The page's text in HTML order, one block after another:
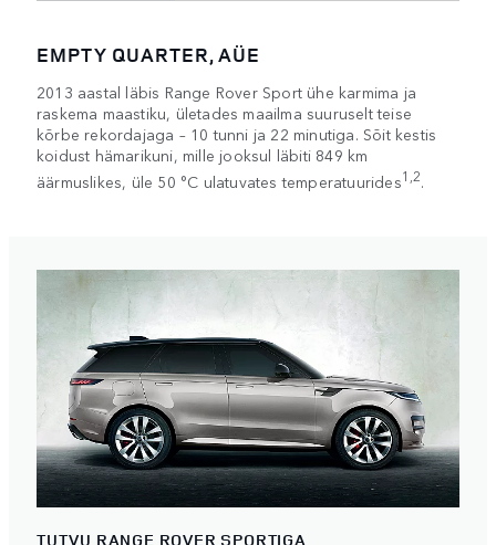
EMPTY QUARTER, AÜE
2013 aastal läbis Range Rover Sport ühe karmima ja
raskema maastiku, ületades maailma suuruselt teise
kõrbe rekordajaga – 10 tunni ja 22 minutiga. Sõit kestis
koidust hämarikuni, mille jooksul läbiti 849 km
äärmuslikes, üle 50 °C ulatuvates temperatuurides1,2.
TUTVU RANGE ROVER SPORTIGA